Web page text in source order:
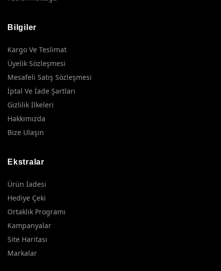
Bilgiler
Kargo Ve Teslimat
Üyelik Sözleşmesi
Mesafeli Satış Sözleşmesi
İptal Ve İade Şartları
Gizlilik İlkeleri
Hakkımızda
Bize Ulaşın
Ekstralar
Ürün İadesi
Hediye Çeki
Ortaklık Programı
Kampanyalar
Site Haritası
Markalar